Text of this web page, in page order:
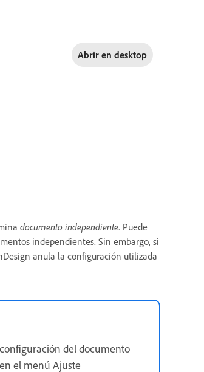
Abrir en desktop
documento independiente. Puede
independientes. Sin embargo, si
anula la configuración utilizada
del documento
el menú Ajuste